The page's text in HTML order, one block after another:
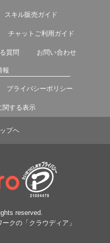
スキル販売ガイド
チャットご利用ガイド
質問 お問い合わせ
報
プライバシーポリシー
関する表示
プヘ
reserved.
クの「クラウディア」